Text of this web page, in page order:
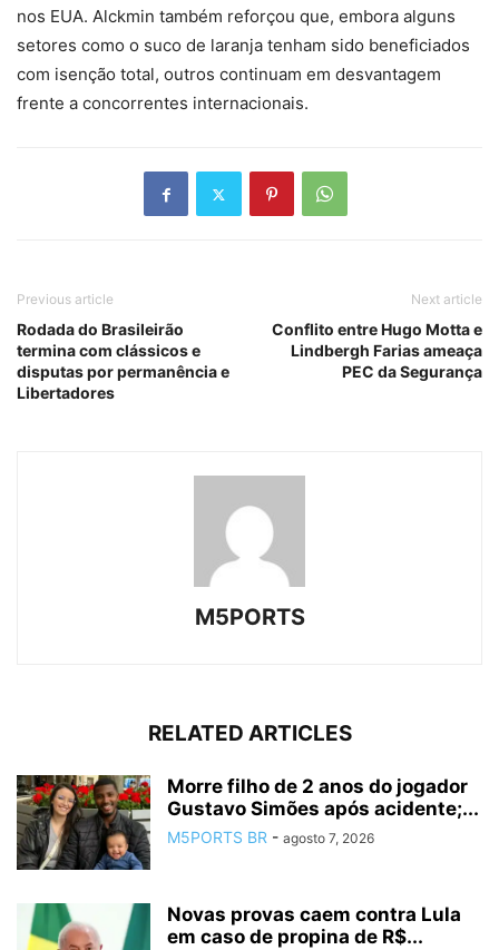
nos EUA. Alckmin também reforçou que, embora alguns
setores como o suco de laranja tenham sido beneficiados
com isenção total, outros continuam em desvantagem
frente a concorrentes internacionais.
Previous article
Rodada do Brasileirão
termina com clássicos e
disputas por permanência e
Libertadores
Next article
Conflito entre Hugo Motta e
Lindbergh Farias ameaça
PEC da Segurança
M5PORTS
RELATED ARTICLES
Morre filho de 2 anos do jogador
Gustavo Simões após acidente;...
M5PORTS BR - agosto 7, 2026
Novas provas caem contra Lula
em caso de propina de R$...